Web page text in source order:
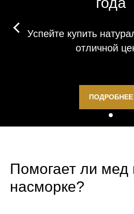
Успейте купить
отличной
ПОДРОБНЕЕ
Помогает ли мед
насморке?